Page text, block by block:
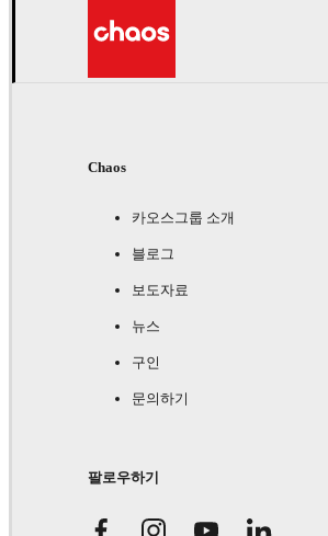
Chaos
카오스그룹 소개
블로그
보도자료
뉴스
구인
문의하기
팔로우하기